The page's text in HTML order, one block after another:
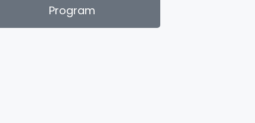
Program